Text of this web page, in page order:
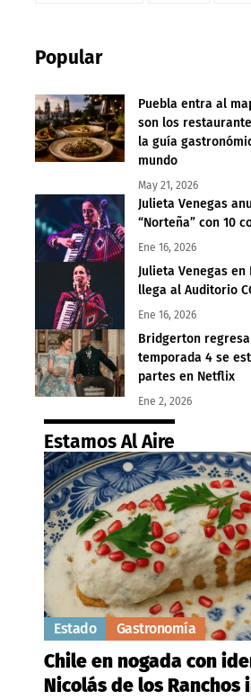
Popular
Puebla entra al
son los
la guía
mundo
May 21, 2026
Julieta Venegas
“Norteña” con 10
Ene 16, 2026
Julieta Venegas en
llega al Auditorio
Ene 16, 2026
Bridgerton
temporada 4 se
partes en Netflix
Ene 2, 2026
Estamos Al Aire
Estado Gastronomía
Chile en nogada con
Nicolás de los